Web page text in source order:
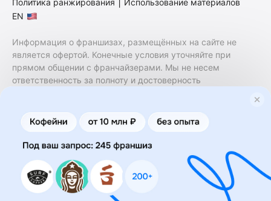
Политика ранжирования
Использование материалов
EN
Информация о франшизах, размещённых на сайте не
является офертой. Конечные условия уточняйте при
прямом общении с франчайзерами. Мы не несем
ответственность за полноту и достоверность
финансовые услуги. Заключение договоров
коммерческой концессии (франчайзинга) осуществляется
правообладателями/их представителями. Бизнесменс.ру
не является посредником или представителем
правообладателя и не несет ответственность за условия
предоставления франшизы и действия лиц,
осуществленные на основании информации, имеющейся